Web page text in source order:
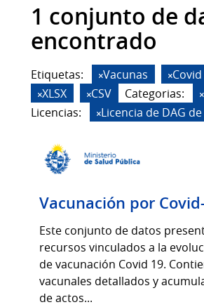
1 conjunto de
encontrado
Etiquetas: Vacunas Covid
XLSX
CSV Categorias:
Licencias:
Licencia de DAG
Vacunación por
Este conjunto de datos
recursos vinculados a la
de vacunación Covid 19.
vacunales detallados y
de actos...